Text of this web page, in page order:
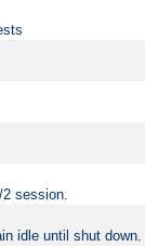
session.
idle until shut down.